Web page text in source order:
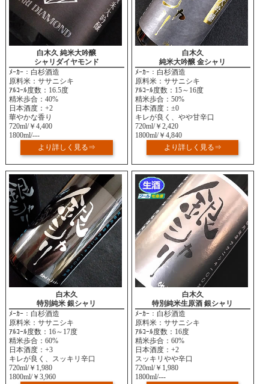
白木久 純米大吟醸
シャリダイヤモンド
ﾒｰｶｰ：白杉酒造
原料米：ササニシキ
ｱﾙｺｰﾙ度数：16.5度
精米歩合：40%
日本酒度：+2
華やかな香り
720ml/￥4,400
1800ml/---
より詳しく見る⇒
白木久
純米大吟醸 金シャリ
ﾒｰｶｰ：白杉酒造
原料米：ササニシキ
ｱﾙｺｰﾙ度数：15～16度
精米歩合：50%
日本酒度：±0
キレが良く、やや甘辛口
720ml/￥2,420
1800ml/￥4,840
より詳しく見る⇒
白木久
特別純米 銀シャリ
ﾒｰｶｰ：白杉酒造
原料米：ササニシキ
ｱﾙｺｰﾙ度数：16～17度
精米歩合：60%
日本酒度：+3
キレが良く、スッキリ辛口
720ml/￥1,980
1800ml/￥3,960
白木久
特別純米生原酒 銀シャリ
ﾒｰｶｰ：白杉酒造
原料米：ササニシキ
ｱﾙｺｰﾙ度数：16度
精米歩合：60%
日本酒度：+2
スッキリやや辛口
720ml/￥1,980
1800ml/---